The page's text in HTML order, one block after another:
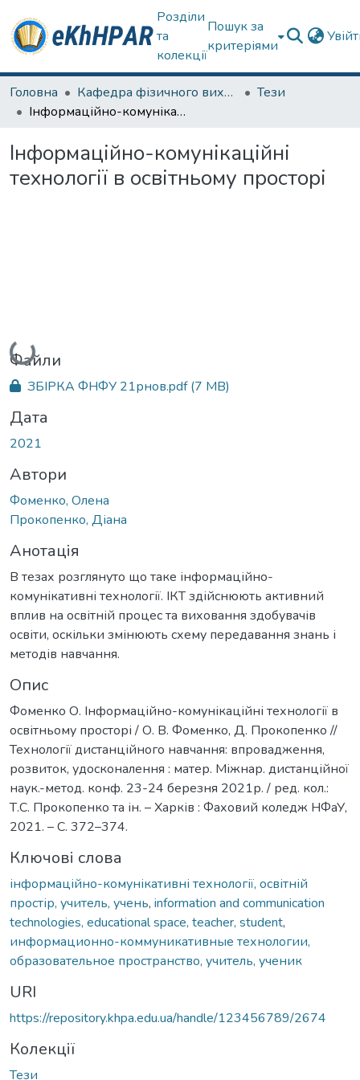
Розділи
та
колекції
Пошук за
критеріями
Головна Кафедра фізичного виховання та спортивного вдосконалення
Тези
Інформаційно-комунікаційні технології в освітньому просторі
Інформаційно-комунікаційні
технології в освітньому просторі
Вантажиться...
Файли
ЗБІРКА ФНФУ 21рнов.pdf(7 MB)
Дата
2021
Автори
Фоменко, Олена
Прокопенко, Діана
Анотація
В тезах розглянуто що таке інформаційно-
комунікативні технології. ІКТ здійснюють активний
вплив на освітній процес та виховання здобувачів
освіти, оскільки змінюють схему передавання знань і
методів навчання.
Опис
Фоменко О. Інформаційно-комунікаційні технології в
освітньому просторі / О. В. Фоменко, Д. Прокопенко //
Технології дистанційного навчання: впровадження,
розвиток, удосконалення : матер. Міжнар. дистанційної
наук.-метод. конф. 23-24 березня 2021р. / ред. кол.:
Т.С. Прокопенко та ін. – Харків : Фаховий коледж НФаУ,
2021. – С. 372–374.
Ключові слова
інформаційно-комунікативні технології, освітній
простір, учитель, учень, information and communication
technologies, educational space, teacher, student,
информационно-коммуникативные технологии,
образовательное пространство, учитель, ученик
URI
https://repository.khpa.edu.ua/handle/123456789/2674
Колекції
Тези